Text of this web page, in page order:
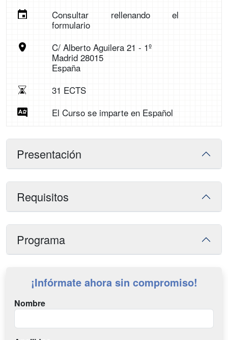
Consultar rellenando el
formulario
C/ Alberto Aguilera 21 - 1º
Madrid 28015
España
31 ECTS
El Curso se imparte en Español
Presentación
Requisitos
Programa
¡Infórmate ahora sin compromiso!
Nombre